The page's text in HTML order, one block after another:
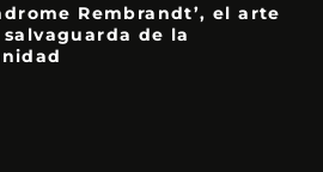
Rembrandt’, el arte
salvaguarda de la